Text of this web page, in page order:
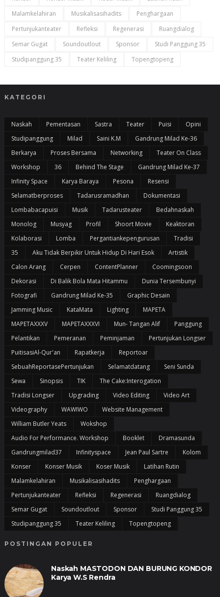
Malamkelahiran
Musikalisasihadits
Penghargaan
Pertunjukanteater
Refleksi Regenerasi
Ruangdialog
Semar Gugat
Soundoutlout Sponsor
Studi Panggung 35
Studipanggung 35
Teater Keliling Topengtopeng
KATEGORI
Naskah Pementasan Sastra Teater Puisi
Opini
Studipanggung
Milad Saini K.m
Gandrung Milad Ke-36
Berkarya
Proses Bersama Networking
Teater On Class
Workshop
36 Behind The Stage
Gandrung Milad Ke-37
Infinity Space
Karya Baraya Pesona
Resensi
Selamatberproses
Tadarusramadhan
Dokumentasi
Lombabacapuisi
Musik Tadarusteater
Bedahnaskah
Monolog
Musyag Profil Shoort Movie
Keaktoran
Kolaborasi
Lomba Pergantiankepengurusan
Tradisi
35
Aku Tidak Berpikir Untuk Hidup Di Hari Esok
Artistik
Calon Arang
Cerpen ContentPlanner
Coomingsoon
Dekorasi
Di Balik Bola Mata Hitammu
Dunia Tersembunyi
Fotografi
Gandrung Milad Ke-35
Graphic Desain
Jamming Music
KataMata Lighting
MAPETA
MAPETAXXXV
MAPETAXXXVI Mun- Tangan Alif
Panggung
Pelantikan
Pemeranan Peminjaman
Pertunjukan Longser
PuitisasiAl-Qur'an
Rapatkerja
Reportoar
SebuahReportasePertunjukan
Selamatdatang
Seni Sunda
Sewa
Sinopsis TIK
The Cake:Interogation
Tradisi Longser
Upgrading Video Editing
Video Art
Videography
WAWIWO
Website Management
William Butler Yeats
Wokshop
Audio For Performance. Workshop
Booklet
Dramasunda
Gandrungmilad37
Infinityspace Jean Paul Sartre
Kolom
Konser
Konser Musik Koser Musik
Latihan Rutin
Malamkelahiran
Musikalisasihadits
Penghargaan
Pertunjukanteater
Refleksi Regenerasi
Ruangdialog
Semar Gugat
Soundoutlout Sponsor
Studi Panggung 35
Studipanggung 35
Teater Keliling Topengtopeng
POSTINGAN POPULER
Naskah MASTODON DAN BURUNG KONDOR
Karya W.S Rendra